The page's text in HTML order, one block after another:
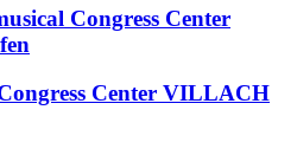
Congress Center
Center VILLACH